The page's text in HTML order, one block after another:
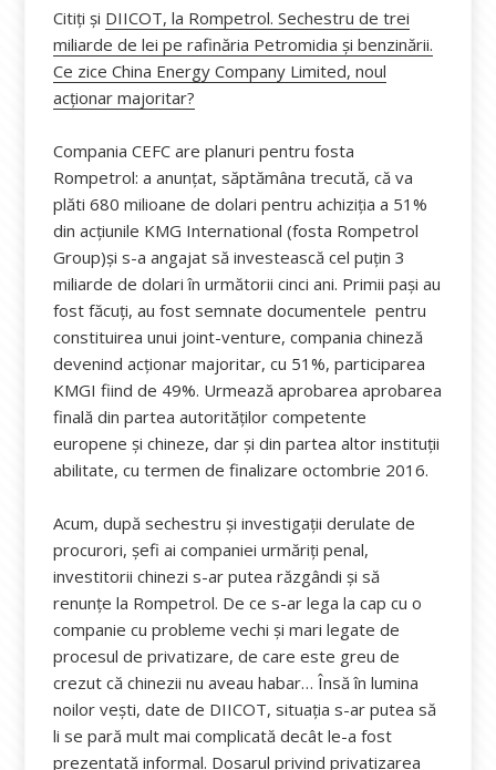
Citiți și DIICOT, la Rompetrol. Sechestru de trei
miliarde de lei pe rafinăria Petromidia și benzinării.
Ce zice China Energy Company Limited, noul
acționar majoritar?
Compania CEFC are planuri pentru fosta
Rompetrol: a anunțat, săptămâna trecută, că va
plăti 680 milioane de dolari pentru achiziția a 51%
din acțiunile KMG International (fosta Rompetrol
Group)și s-a angajat să investească cel puțin 3
miliarde de dolari în următorii cinci ani. Primii pași au
fost făcuți, au fost semnate documentele pentru
constituirea unui joint-venture, compania chineză
devenind acționar majoritar, cu 51%, participarea
KMGI fiind de 49%. Urmează aprobarea aprobarea
finală din partea autorităților competente
europene și chineze, dar și din partea altor instituții
abilitate, cu termen de finalizare octombrie 2016.
Acum, după sechestru și investigații derulate de
procurori, șefi ai companiei urmăriți penal,
investitorii chinezi s-ar putea răzgândi și să
renunțe la Rompetrol. De ce s-ar lega la cap cu o
companie cu probleme vechi și mari legate de
procesul de privatizare, de care este greu de
crezut că chinezii nu aveau habar… Însă în lumina
noilor vești, date de DIICOT, situația s-ar putea să
li se pară mult mai complicată decât le-a fost
prezentată informal. Dosarul privind privatizarea